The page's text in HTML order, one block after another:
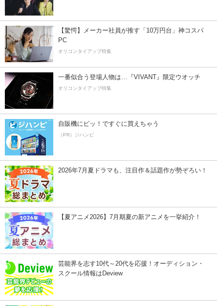
【驚愕】メーカー社員が推す「10万円台」神コスパ
PC
オリコンタイアップ特集
一番似合う登場人物は…『VIVANT』限定ウオッチ
オリコンタイアップ特集
自販機にピッ！ですぐに買えちゃう
（PR）ジハンピ
2026年7月夏ドラマも、注目作＆話題作が勢ぞろい！
【夏アニメ2026】7月期夏の新アニメを一挙紹介！
芸能界を志す10代～20代を応援！オーディション・
スクール情報はDeview